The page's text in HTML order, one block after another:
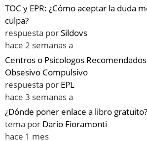
TOC y EPR: ¿Cómo aceptar la duda
culpa?
respuesta porSildovs
hace 2 semanas a
Centros o Psicologos
Obsesivo Compulsivo
respuesta por EPL
hace 3 semanas a
¿Dónde poner enlace a libro gratuito?
tema por Darío Fioramonti
hace 1 mes